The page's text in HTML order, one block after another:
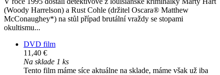
(Woody Harrelson) a Rust Cohle (držitel Oscara® Matthew
McConaughey*) na stůl případ brutální vraždy se stopami
okultismu...
DVD film
11,40 €
Na sklade 1 ks
Tento film máme síce aktuálne na sklade, máme však už iba